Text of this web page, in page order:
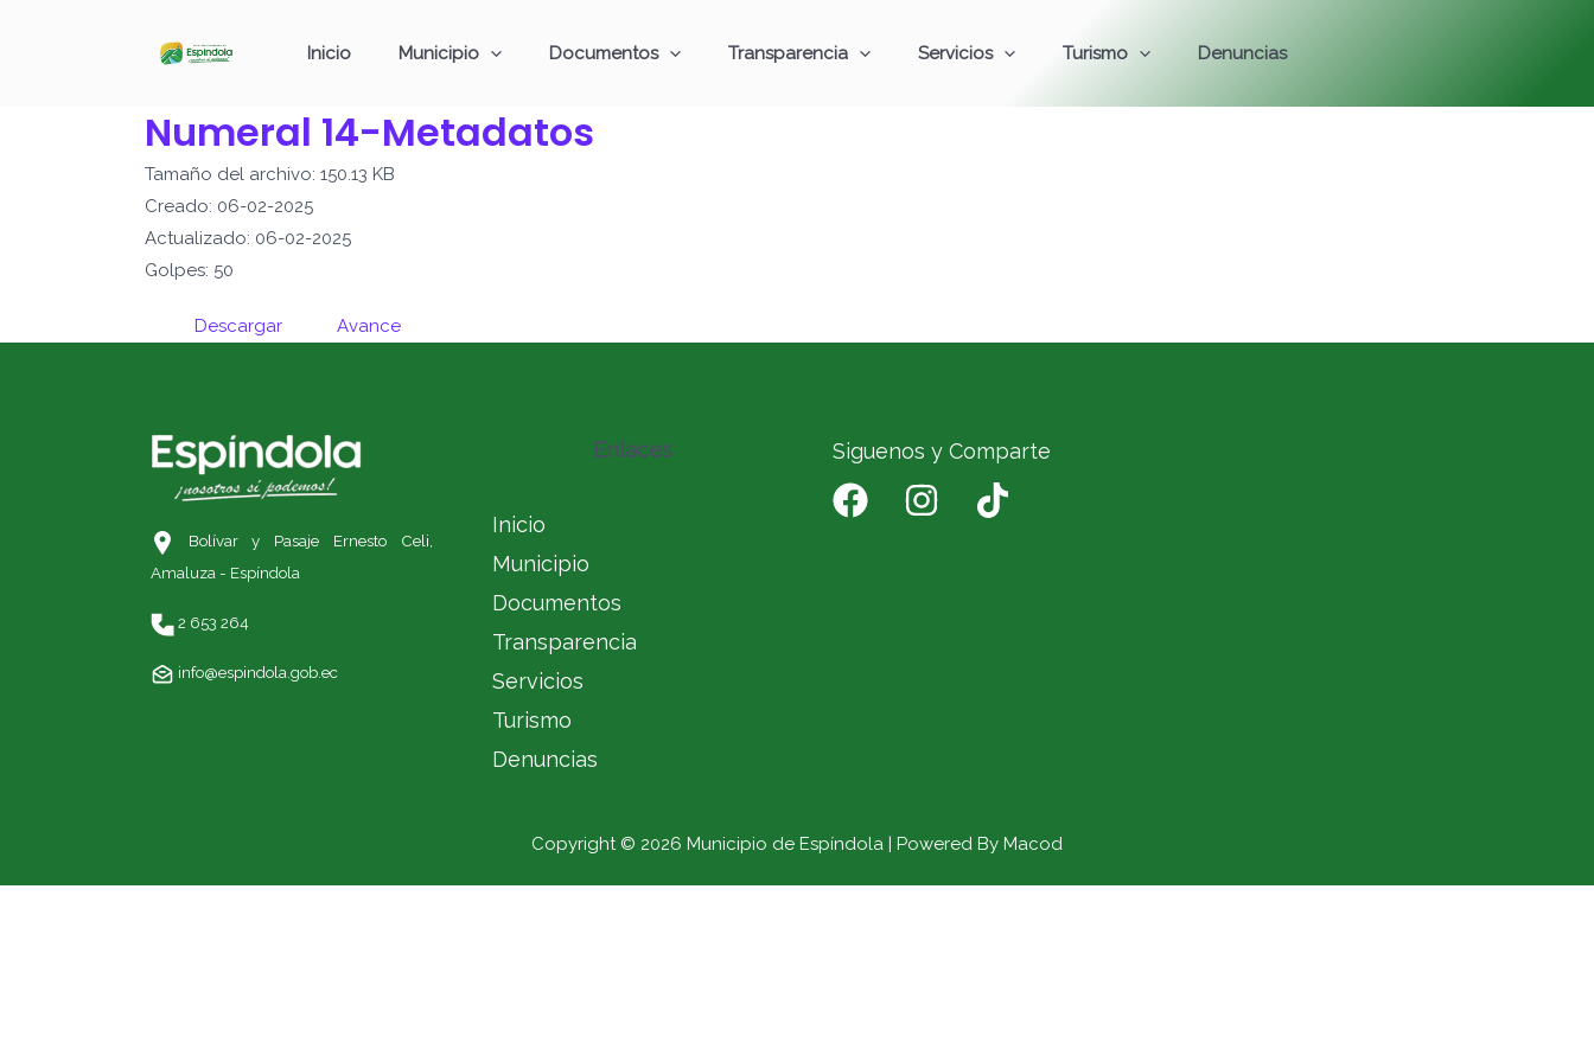
Inicio Municipio Documentos Transparencia Servicios Turismo Denuncias
Numeral 14-Metadatos
Tamaño del archivo: 150.13 KB
Creado: 06-02-2025
Actualizado: 06-02-2025
Golpes: 50
Descargar Avance
Bolívar y Pasaje Ernesto Celi,
Amaluza - Espíndola
2 653 264
info@espindola.gob.ec
Enlaces
Inicio
Municipio
Documentos
Transparencia
Servicios
Turismo
Denuncias
Siguenos y Comparte
Copyright © 2026 Municipio de Espíndola | Powered By Macod